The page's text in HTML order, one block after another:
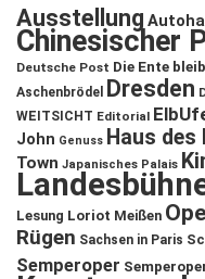
Ausstellung
Chinesischer
Deutsche Post Die Ente
Aschenbrödel
Dresden
WEITSICHT Editorial
John Genuss Haus des
Town Japanisches Palais
Lesung Loriot Meißen
Rügen Sachsen in Paris
Semperoper